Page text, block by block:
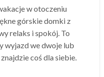
w otoczeniu
górskie domki z
relaks i spokój. To
wyjazd we dwoje lub
coś dla siebie.